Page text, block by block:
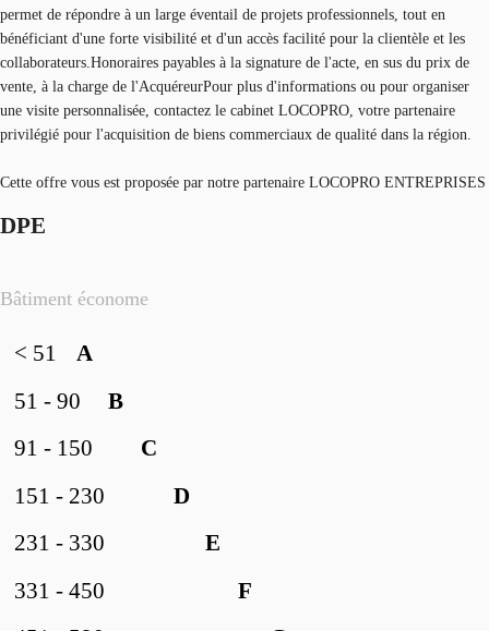
permet de répondre à un large éventail de projets professionnels, tout en
bénéficiant d'une forte visibilité et d'un accès facilité pour la clientèle et les
collaborateurs.Honoraires payables à la signature de l'acte, en sus du prix de
vente, à la charge de l'AcquéreurPour plus d'informations ou pour organiser
une visite personnalisée, contactez le cabinet LOCOPRO, votre partenaire
privilégié pour l'acquisition de biens commerciaux de qualité dans la région.
Cette offre vous est proposée par notre partenaire LOCOPRO ENTREPRISES
DPE
Bâtiment économe
A
< 51
B
51 - 90
C
91 - 150
D
151 - 230
E
231 - 330
F
331 - 450